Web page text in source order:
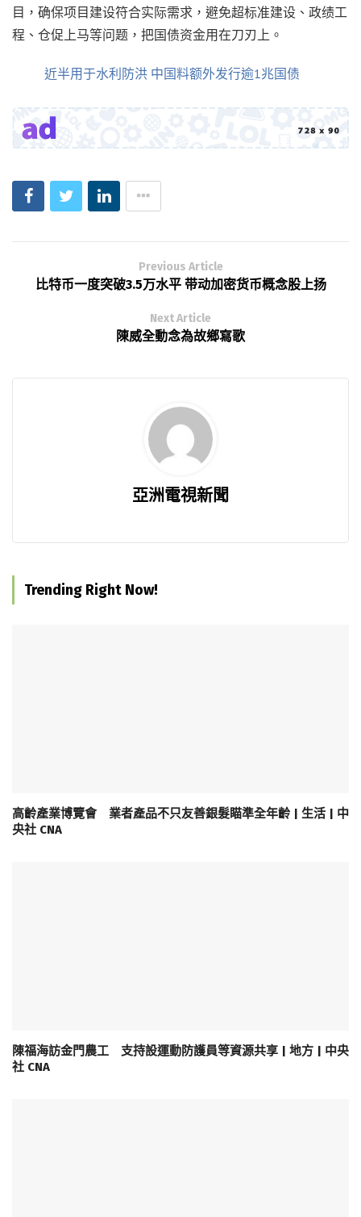
目，确保项目建设符合实际需求，避免超标准建设、政绩工
程、仓促上马等问题，把国债资金用在刀刃上。
近半用于水利防洪 中国料额外发行逾1兆国债
Previous Article
比特币一度突破3.5万水平 带动加密货币概念股上扬
Next Article
陳威全動念為故鄉寫歌
亞洲電視新聞
Trending Right Now!
高齡產業博覽會 業者產品不只友善銀髮瞄準全年齡 | 生活 | 中
央社 CNA
陳福海訪金門農工 支持設運動防護員等資源共享 | 地方 | 中央
社 CNA